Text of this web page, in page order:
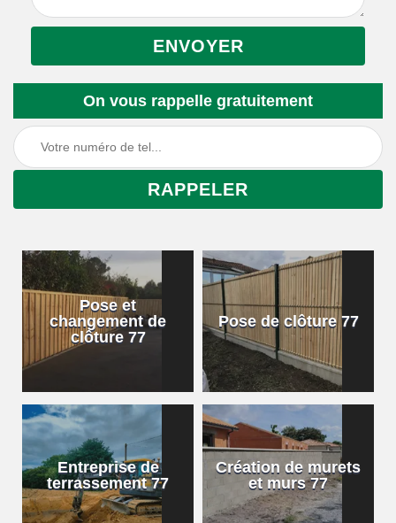
On vous rappelle gratuitement
Pose et
changement de
clôture 77
Pose de clôture 77
Entreprise de
terrassement 77
Création de murets
et murs 77